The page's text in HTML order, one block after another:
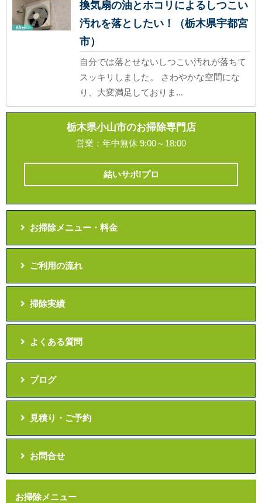
換気扇の油とホコリによるしつこい
汚れを落としたい！（栃木県宇都宮
市）
自分では落とせないしつこい汚れが落ちて
スッキリしました。 さわやかな空間にな
り、大変満足しておりま...
栃木県小山市のお掃除専門店
営業：年中無休 9:00～18:00
結いサポ!プロ
お掃除メニュー・料金
ご利用の流れ
掃除実績
よくある質問
ブログ
見積り・ご予約
お問合せ
お掃除メニュー